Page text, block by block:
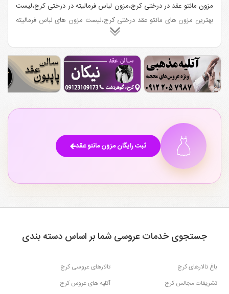
مزون مانتو عقد در درختی کرج،مزون لباس فرمالیته در درختی کرج،لیست
بهترین مزون های مانتو عقد درختی کرج،لیست مزون های لباس فرمالیته
درختی کرج،مزونهای مانتو عقد خوب در درختی کرج،بهترین مزون های
فرمالیته درختی کرج
ثبت رایگان مزون مانتو عقد
جستجوی خدمات عروسی شما بر اساس دسته بندی
باغ تالارهای کرج
تالارهای عروسی کرج
تشریفات مجالس کرج
آتلیه های عروس کرج